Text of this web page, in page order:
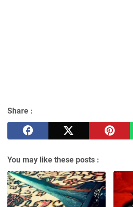
Share :
You may like these posts :